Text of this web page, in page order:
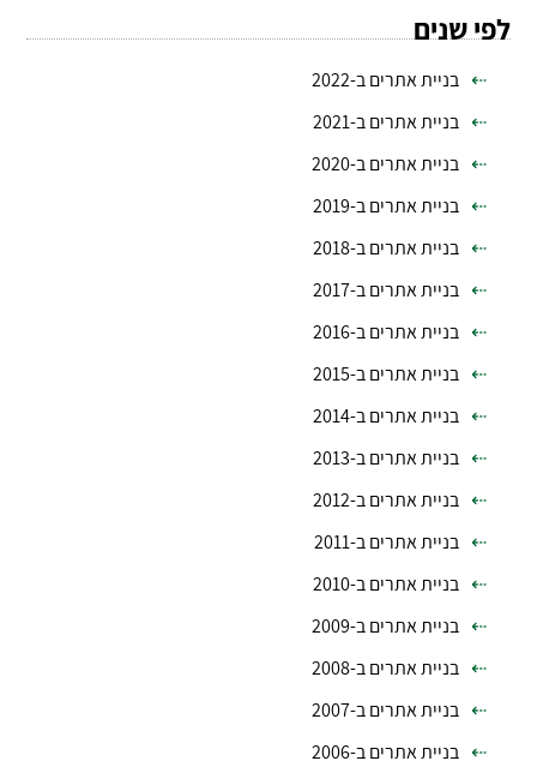
לפי שנים
בניית אתרים ב-2022
בניית אתרים ב-2021
בניית אתרים ב-2020
בניית אתרים ב-2019
בניית אתרים ב-2018
בניית אתרים ב-2017
בניית אתרים ב-2016
בניית אתרים ב-2015
בניית אתרים ב-2014
בניית אתרים ב-2013
בניית אתרים ב-2012
בניית אתרים ב-2011
בניית אתרים ב-2010
בניית אתרים ב-2009
בניית אתרים ב-2008
בניית אתרים ב-2007
בניית אתרים ב-2006